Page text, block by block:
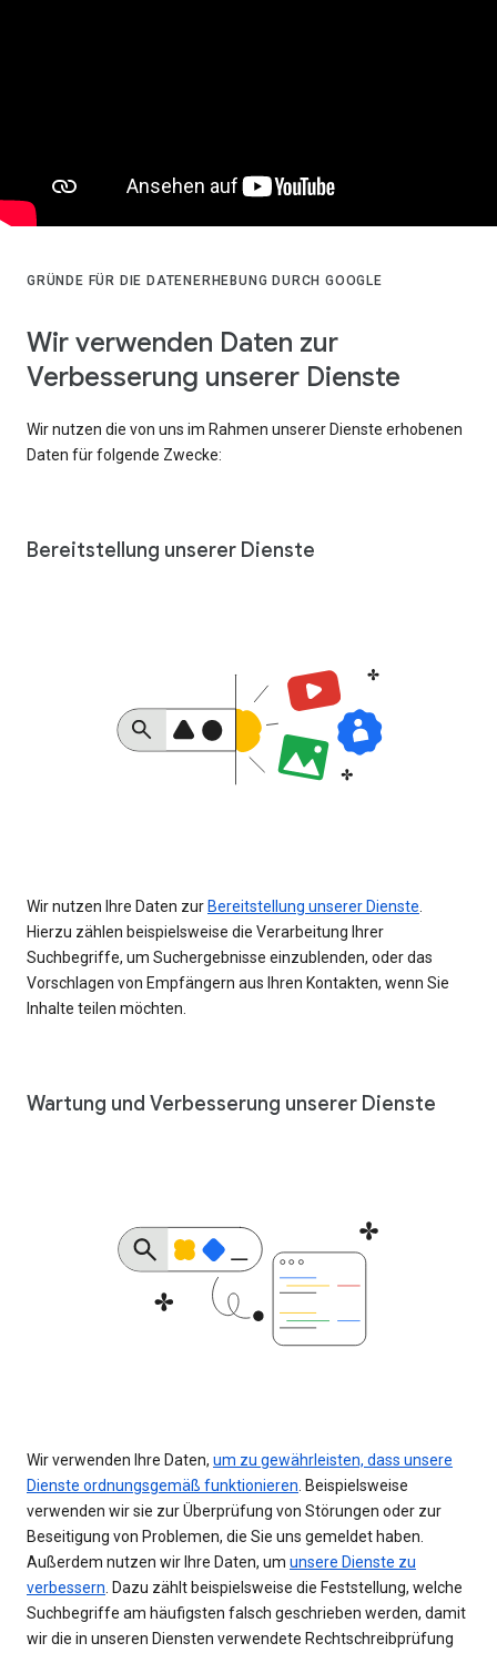
GRÜNDE FÜR DIE DATENERHEBUNG DURCH GOOGLE
Wir verwenden Daten zur
Verbesserung unserer Dienste
Wir nutzen die von uns im Rahmen unserer Dienste erhobenen
Daten für folgende Zwecke:
Bereitstellung unserer Dienste
Wir nutzen Ihre Daten zur Bereitstellung unserer Dienste
Hierzu zählen beispielsweise die Verarbeitung Ihrer
Suchbegriffe, um Suchergebnisse einzublenden, oder das
Vorschlagen von Empfängern aus Ihren Kontakten, wenn Sie
Inhalte teilen möchten.
Wartung und Verbesserung unserer Dienste
Wir verwenden Ihre Daten, um zu gewährleisten, dass unsere
Dienste ordnungsgemäß funktionieren . Beispielsweise
verwenden wir sie zur Überprüfung von Störungen oder zur
Beseitigung von Problemen, die Sie uns gemeldet haben.
Außerdem nutzen wir Ihre Daten, um unsere Dienste zu
verbessern . Dazu zählt beispielsweise die Feststellung, welche
Suchbegriffe am häufigsten falsch geschrieben werden, damit
wir die in unseren Diensten verwendete Rechtschreibprüfung